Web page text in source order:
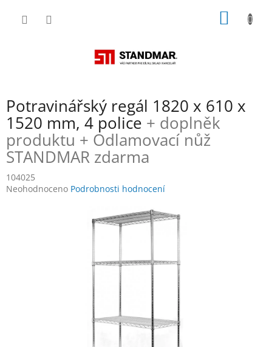
Potravinářský regál 1820 x 610 x
1520 mm, 4 police + doplněk
produktu + Odlamovací nůž
STANDMAR zdarma
104025
Průměrné
Neohodnoceno Podrobnosti hodnocení